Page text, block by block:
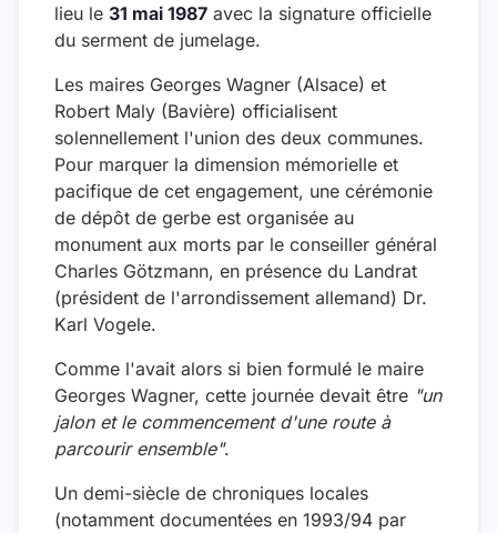
lieu le 31 mai 1987 avec la signature officielle
du serment de jumelage.
Les maires Georges Wagner (Alsace) et
Robert Maly (Bavière) officialisent
solennellement l'union des deux communes.
Pour marquer la dimension mémorielle et
pacifique de cet engagement, une cérémonie
de dépôt de gerbe est organisée au
monument aux morts par le conseiller général
Charles Götzmann, en présence du Landrat
(président de l'arrondissement allemand) Dr.
Karl Vogele.
Comme l'avait alors si bien formulé le maire
Georges Wagner, cette journée devait être "un
jalon et le commencement d'une route à
parcourir ensemble".
Un demi-siècle de chroniques locales
(notamment documentées en 1993/94 par